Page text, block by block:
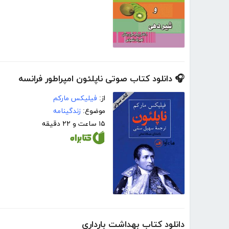
🎧 دانلود کتاب صوتی ناپلئون امپراطور فرانسه
از: فیلیکس مارکم
موضوع: زندگینامه
۱۵ ساعت و ۲۲ دقیقه
دانلود کتاب بهداشت بارداری